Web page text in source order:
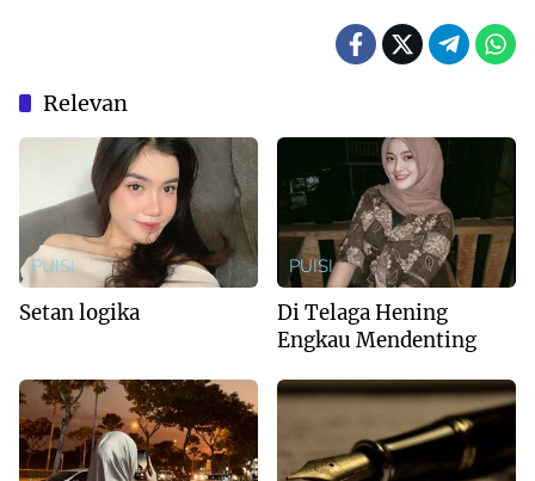
Relevan
PUISI
Setan logika
PUISI
Di Telaga Hening
Engkau Mendenting